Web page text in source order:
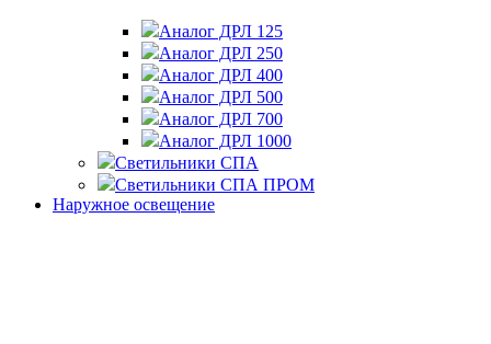
Аналог ДРЛ 125
Аналог ДРЛ 250
Аналог ДРЛ 400
Аналог ДРЛ 500
Аналог ДРЛ 700
Аналог ДРЛ 1000
Светильники СПА
Светильники СПА ПРОМ
Наружное освещение